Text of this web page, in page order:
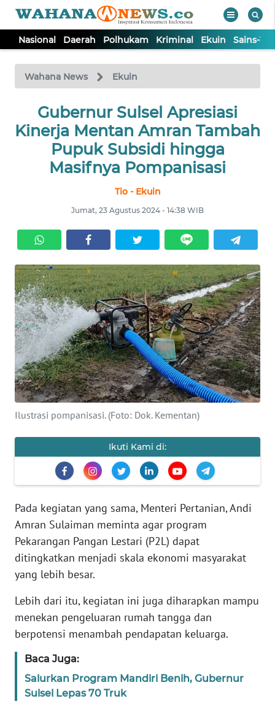
Nasional Daerah Polhukam Kriminal Ekuin Sains-
Wahana News Ekuin
Gubernur Sulsel Apresiasi
Kinerja Mentan Amran Tambah
Pupuk Subsidi hingga
Masifnya Pompanisasi
Tio - Ekuin
Jumat, 23 Agustus 2024 - 14:38 WIB
Ilustrasi pompanisasi. (Foto: Dok. Kementan)
Ikuti Kami di:
Pada kegiatan yang sama, Menteri Pertanian, Andi
Amran Sulaiman meminta agar program
Pekarangan Pangan Lestari (P2L) dapat
ditingkatkan menjadi skala ekonomi masyarakat
yang lebih besar.
Lebih dari itu, kegiatan ini juga diharapkan mampu
menekan pengeluaran rumah tangga dan
berpotensi menambah pendapatan keluarga.
Baca Juga:
Salurkan Program Mandiri Benih, Gubernur
Sulsel Lepas 70 Truk
TV
Tutup
NASIONAL
DAERAH
EKUIN
SAINS-TEKNO
KESEHATAN
INTERNASIONAL
SERBA-SERBI
PENDIDIKAN
OPINI
EDITORIAL
Informasi
INDEKS
BERITA
KAMI
INFO
IKLAN